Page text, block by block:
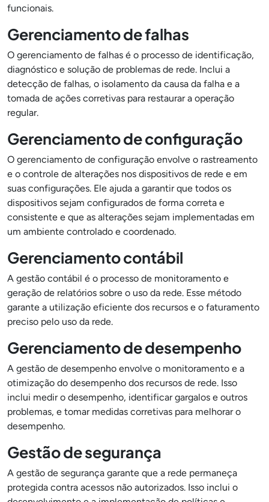
funcionais.
Gerenciamento de falhas
O gerenciamento de falhas é o processo de identificação,
diagnóstico e solução de problemas de rede. Inclui a
detecção de falhas, o isolamento da causa da falha e a
tomada de ações corretivas para restaurar a operação
regular.
Gerenciamento de configuração
O gerenciamento de configuração envolve o rastreamento
e o controle de alterações nos dispositivos de rede e em
suas configurações. Ele ajuda a garantir que todos os
dispositivos sejam configurados de forma correta e
consistente e que as alterações sejam implementadas em
um ambiente controlado e coordenado.
Gerenciamento contábil
A gestão contábil é o processo de monitoramento e
geração de relatórios sobre o uso da rede. Esse método
garante a utilização eficiente dos recursos e o faturamento
preciso pelo uso da rede.
Gerenciamento de desempenho
A gestão de desempenho envolve o monitoramento e a
otimização do desempenho dos recursos de rede. Isso
inclui medir o desempenho, identificar gargalos e outros
problemas, e tomar medidas corretivas para melhorar o
desempenho.
Gestão de segurança
A gestão de segurança garante que a rede permaneça
protegida contra acessos não autorizados. Isso inclui o